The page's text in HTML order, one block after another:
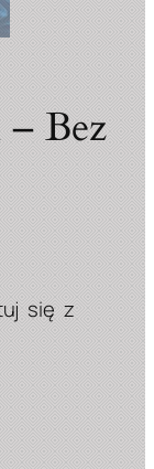
Bez